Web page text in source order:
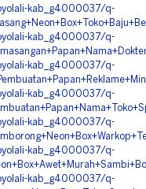
kab_g4000037/q-
kab_g4000037/q-
kab_g4000037/q-
kab_g4000037/q-
kab_g4000037/q-
kab_g4000037/q-
kab_g4000037/q-